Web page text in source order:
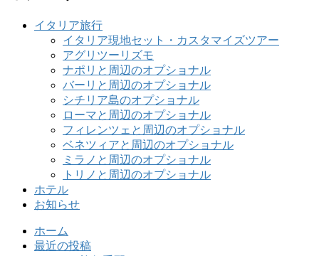
イタリア旅行
イタリア現地セット・カスタマイズツアー
アグリツーリズモ
ナポリと周辺のオプショナル
バーリと周辺のオプショナル
シチリア島のオプショナル
ローマと周辺のオプショナル
フィレンツェと周辺のオプショナル
ベネツィアと周辺のオプショナル
ミラノと周辺のオプショナル
トリノと周辺のオプショナル
ホテル
お知らせ
ホーム
最近の投稿